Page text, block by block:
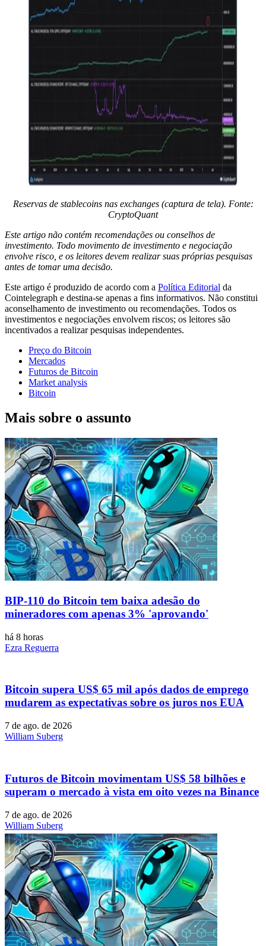
Reservas de stablecoins nas exchanges (captura de tela). Fonte:
CryptoQuant
Este artigo não contém recomendações ou conselhos de
investimento. Todo movimento de investimento e negociação
envolve risco, e os leitores devem realizar suas próprias pesquisas
antes de tomar uma decisão.
Este artigo é produzido de acordo com a Política Editorial da
Cointelegraph e destina-se apenas a fins informativos. Não constitui
aconselhamento de investimento ou recomendações. Todos os
investimentos e negociações envolvem riscos; os leitores são
incentivados a realizar pesquisas independentes.
Preço do Bitcoin
Mercados
Futuros de Bitcoin
Market analysis
Bitcoin
Mais sobre o assunto
BIP-110 do Bitcoin tem baixa adesão do
mineradores com apenas 3% 'aprovando'
há 8 horas
Ezra Reguerra
Bitcoin supera US$ 65 mil após dados de emprego
mudarem as expectativas sobre os juros nos EUA
7 de ago. de 2026
William Suberg
Futuros de Bitcoin movimentam US$ 58 bilhões e
superam o mercado à vista em oito vezes na Binance
7 de ago. de 2026
William Suberg